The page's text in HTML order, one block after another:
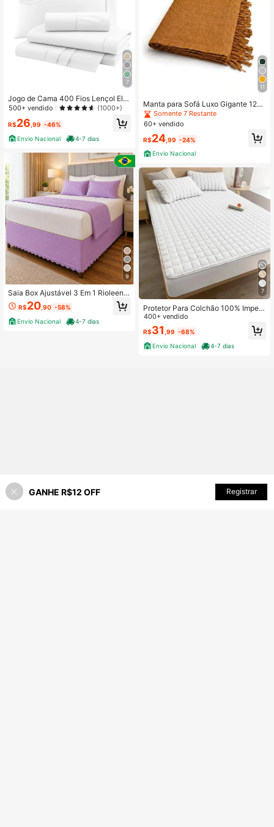
7
Jogo de Cama 400 Fios Lençol Elá
stico Ponto Palito Hotel Solteiro Ca
500+ vendido (1000+)
R$26 ,99 -46%
Envio Nacional
4-7 dias
9
Saia Box Ajustável 3 Em 1 Rioleen
Casal Queen King Elástica Cama B
ox Decorativa.
R$20,90 -58%
Envio Nacional
4-7 dias
11
Manta para Sofá Luxo Gigante 120
x210 100% Algodão Capa De Sofá
Protetora Decorativa
Somente 7 Restante
60+ vendido
R$24 ,99 -24%
Envio Nacional
7
Protetor Para Colchão 100% Imper
meável com Elástico em Toda Volta
-Todos os Tamanhos
400+ vendido
R$31 ,99 -68%
Envio Nacional
4-7 dias
42% OFF! ADICIONAR AO CARRINHO
GANHE R$12 OFF Registrar